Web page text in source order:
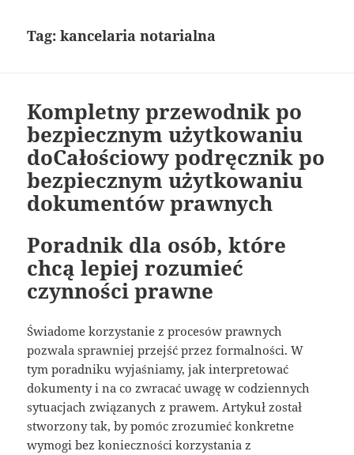
Tag:kancelaria notarialna
Kompletny przewodnik po
bezpiecznym użytkowaniu
doCałościowy podręcznik po
bezpiecznym użytkowaniu
dokumentów prawnych
Poradnik dla osób, które
chcą lepiej rozumieć
czynności prawne
Świadome korzystanie z procesów prawnych
pozwala sprawniej przejść przez formalności. W
tym poradniku wyjaśniamy, jak interpretować
dokumenty i na co zwracać uwagę w codziennych
sytuacjach związanych z prawem. Artykuł został
stworzony tak, by pomóc zrozumieć konkretne
wymogi bez konieczności korzystania z